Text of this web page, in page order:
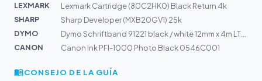
LEXMARK
Lexmark Cartridge (80C2HK0) Black Return 4k
SHARP
Sharp Developer (MXB20GV1) 25k
DYMO
CANON
Canon Ink PFI-1000 Photo Black 0546C001
CONSEJO DE LA GUÍA